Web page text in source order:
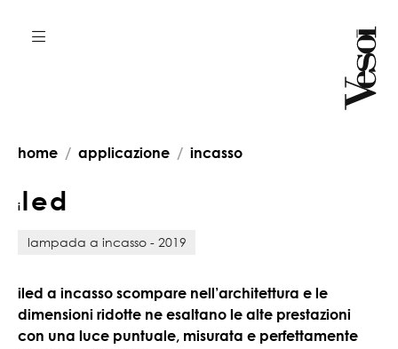
home applicazione incasso
i led
lampada a incasso - 2019
iled a incasso scompare nell’architettura e le
dimensioni ridotte ne esaltano le alte prestazioni
con una luce puntuale, misurata e perfettamente